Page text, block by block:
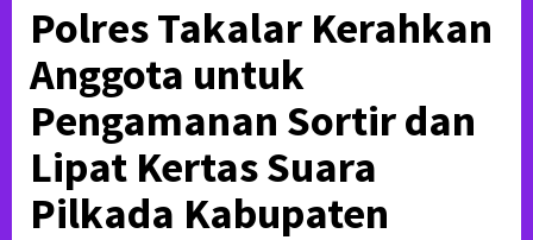
Polres Takalar Kerahkan
Anggota untuk
Pengamanan Sortir dan
Lipat Kertas Suara
Pilkada Kabupaten